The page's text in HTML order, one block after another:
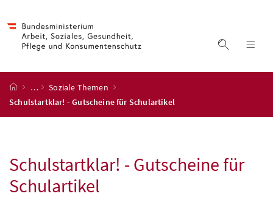
Suche
Startseite
…
Soziale Themen
Schulstartklar! - Gutscheine für Schulartikel
Schulstartklar! - Gutscheine für
Schulartikel